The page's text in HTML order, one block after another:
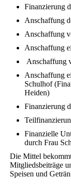
Finanzierung
Anschaffung
Anschaffung
Anschaffung
Anschaffung
Anschaffung
Schulhof
Heiden)
Finanzierung
Finanzielle
durch Frau
Die Mittel
Mitgliedsbeiträge
Speisen und